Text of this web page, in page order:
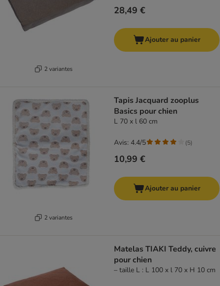
2 variantes
28,49 €
Ajouter au panier
2 variantes
Tapis Jacquard zooplus
Basics pour chien
L 70 x l 60 cm
10,99 €
Avis: 4.4/5 (5)
Ajouter au panier
Matelas TIAKI Teddy, cuivre
pour chien
– taille L : L 100 x l 70 x H 10 cm